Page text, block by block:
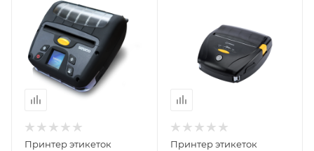
Принтер этикеток Принтер этикеток